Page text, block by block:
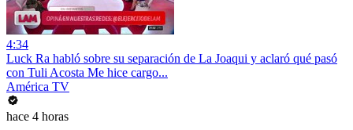
4:34
Luck Ra habló sobre su separación de La Joaqui y aclaró qué pasó
con Tuli Acosta Me hice cargo...
América TV
hace 4 horas